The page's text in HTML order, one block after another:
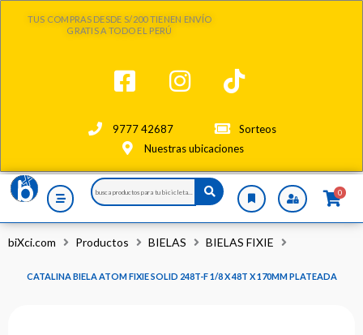
TUS COMPRAS DESDE S/200 TIENEN ENVÍO
GRATIS A TODO EL PERÚ
9777 42687
Sorteos
Nuestras ubicaciones
Search
...
0
biXci.com Productos BIELAS BIELAS FIXIE
CATALINA BIELA ATOM FIXIE SOLID 248T-F 1/8 X 48T X 170MM PLATEADA